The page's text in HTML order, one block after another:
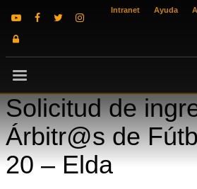
Intranet Ayuda
Solicitud de
Árbitr@s de
20 – Elda